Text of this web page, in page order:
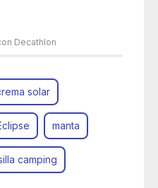
Decathlon
solar
manta
camping